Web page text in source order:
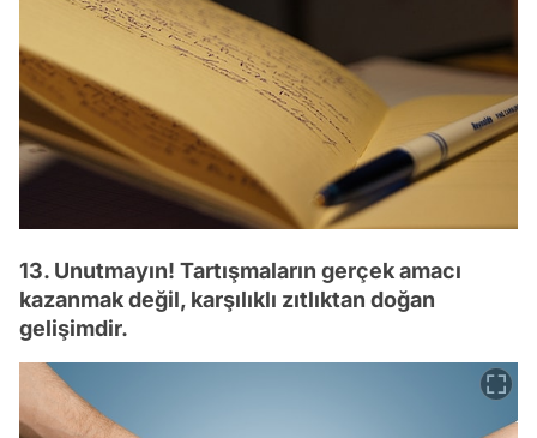
13. Unutmayın! Tartışmaların gerçek amacı
kazanmak değil, karşılıklı zıtlıktan doğan
gelişimdir.